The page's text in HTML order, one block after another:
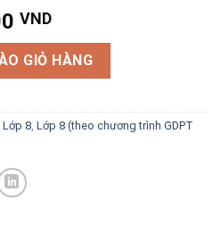
VND.
VNDGiá
hiện
tại
là:
47.600 VND.
8 theo chủ đề (biên soạn theo
GIỎ HÀNG
Lớp 8 Lớp 8 (theo chương trình GDPT